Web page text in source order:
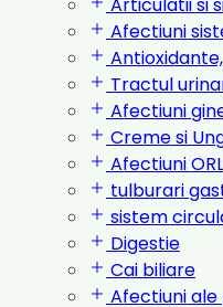
Afectiuni
Tractul
Afectiuni
Creme si
Afectiuni ORL
tulburari
sistem
Digestie
Cai biliare
Afectiuni ale